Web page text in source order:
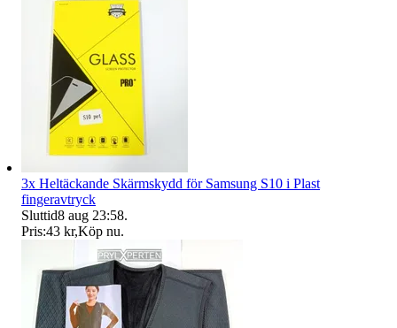
3x Heltäckande Skärmskydd för Samsung S10 i Plast
fingeravtryck
Sluttid8 aug 23:58.
Pris:43 kr,Köp nu.